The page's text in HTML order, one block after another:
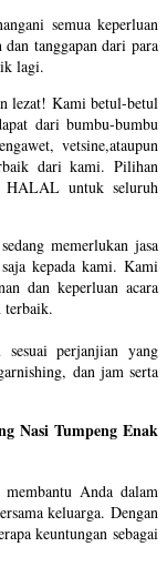
semua keperluan
tanggapan dari para
lagi.
lezat! Kami betul-betul
dari bumbu-bumbu
vetsine,ataupun
dari kami. Pilihan
HALAL untuk seluruh
memerlukan jasa
kepada kami. Kami
dan keperluan acara
terbaik.
perjanjian yang
dan jam serta
Nasi Tumpeng Enak
membantu Anda dalam
keluarga. Dengan
keuntungan sebagai